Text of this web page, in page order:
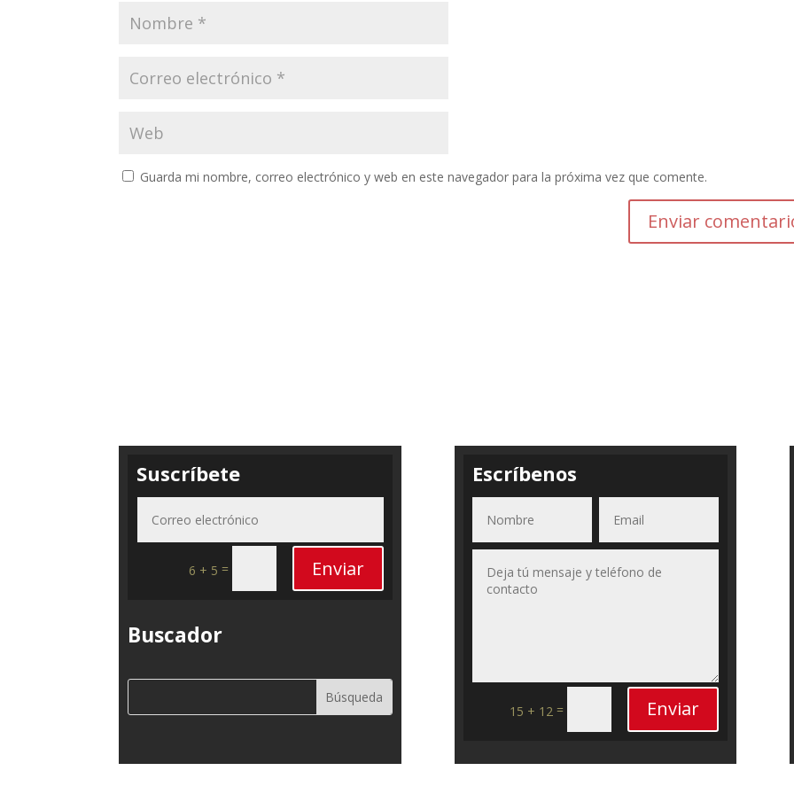
Guarda mi nombre, correo electrónico y web en este navegador para la próxima vez que comente.
Enviar
Suscríbete
6 + 5 = Enviar
Buscador
Escríbenos
15 + 12 = Enviar